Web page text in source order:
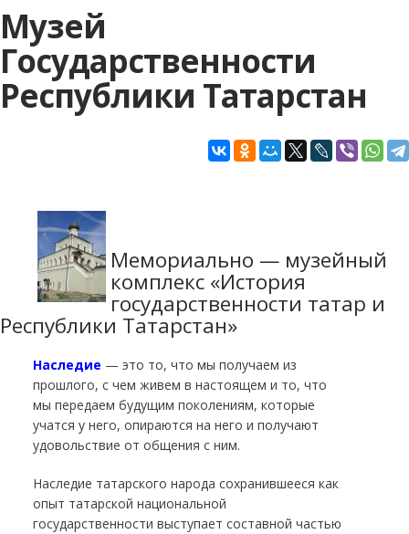
Музей
Государственности
Республики Татарстан
Мемориально — музейный
комплекс «История
государственности татар и
Республики Татарстан»
Наследие — это то, что мы получаем из
прошлого, с чем живем в настоящем и то, что
мы передаем будущим поколениям, которые
учатся у него, опираются на него и получают
удовольствие от общения с ним.
Наследие татарского народа сохранившееся как
опыт татарской национальной
государственности выступает составной частью